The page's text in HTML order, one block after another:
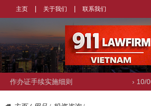
主页 关于我们 联系我们
细则 › 10/06/2011: 劳动招